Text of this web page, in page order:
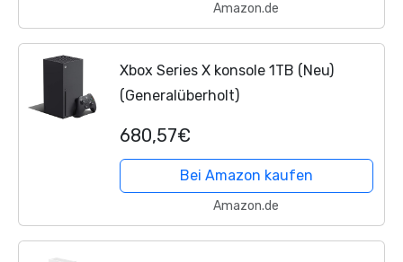
Amazon.de
Xbox Series X konsole 1TB (Neu)
(Generalüberholt)
680,57€
Bei Amazon kaufen
Amazon.de